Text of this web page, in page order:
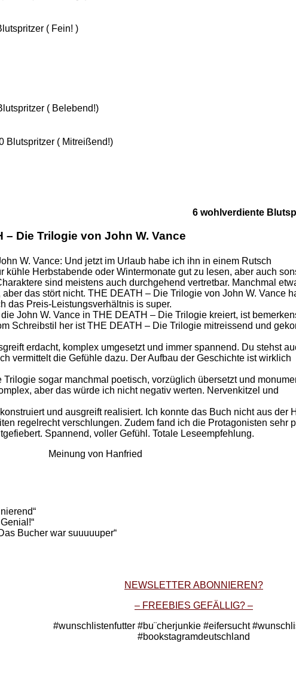
( Fein! )
( Belebend!)
Blutspritzer ( Mitreißend!)
6 wohlverdiente
– Die Trilogie von John W. Vance
W. Vance: Und jetzt im Urlaub habe ich ihn in einem Rutsch
kühle Herbstabende oder Wintermonate gut zu lesen, aber auch
sind meistens auch durchgehend vertretbar. Manchmal
das stört nicht. THE DEATH – Die Trilogie von John W. Vance
das Preis-Leistungsverhältnis is super.
John W. Vance in THE DEATH – Die Trilogie kreiert, ist
Schreibstil her ist THE DEATH – Die Trilogie mitreissend und
erdacht, komplex umgesetzt und immer spannend. Du stehst
vermittelt die Gefühle dazu. Der Aufbau der Geschichte ist wirklich
sogar manchmal poetisch, vorzüglich übersetzt und
aber das würde ich nicht negativ werten. Nervenkitzel und
und ausgreift realisiert. Ich konnte das Buch nicht aus der
regelrecht verschlungen. Zudem fand ich die Protagonisten sehr
Spannend, voller Gefühl. Totale Leseempfehlung.
Meinung von Hanfried
Bucher war suuuuuper“
NEWSLETTER ABONNIEREN?
– FREEBIES GEFÄLLIG? –
#wunschlistenfutter #bu¨cherjunkie #eifersucht
#bookstagramdeutschland